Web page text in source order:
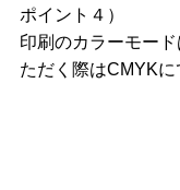
ポイント４）
印刷のカラーモー
ただく際はCMYKに